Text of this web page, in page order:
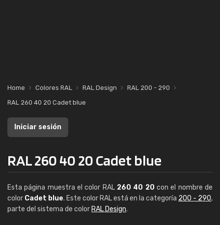
Home Colores RAL RAL Design
RAL 200 - 290
RAL 260 40 20 Cadet blue
Iniciar sesión
RAL 260 40 20 Cadet blue
Esta página muestra el color RAL 260 40 20 con el nombre de
color Cadet blue. Este color RAL está en la categoría 200 - 290,
parte del sistema de color RAL Design.